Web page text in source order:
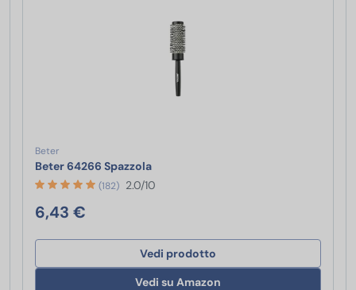
Beter
Beter 64266 SpazzolaBeter 64266 Spazzola
(182) 2.0/10
6,43 €
Vedi prodotto
Vedi su Amazon